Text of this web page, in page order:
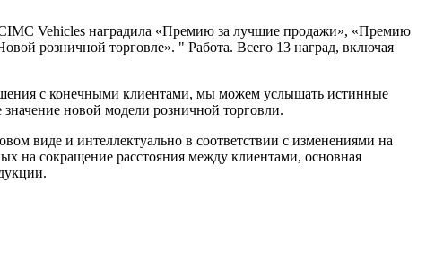
Vehicles наградила «Премию за лучшие продажи», «Премию
розничной торговле». " Работа. Всего 13 наград, включая
с конечными клиентами, мы можем услышать истинные
новой модели розничной торговли.
виде и интеллектуально в соответствии с изменениями на
на сокращение расстояния между клиентами, основная